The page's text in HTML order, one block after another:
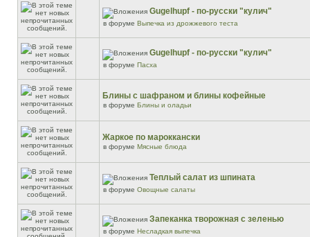
Gugelhupf - по-русски "кулич"
в форуме Выпечка из дрожжевого теста
Gugelhupf - по-русски "кулич"
в форуме Пасха
Блины с шафраном и блины кофейные
в форуме Блины и оладьи
Жаркое по мароккански
в форуме Мясные блюда
Теплый салат из шпината
в форуме Овощные салаты
Запеканка творожная с зеленью
в форуме Несладкая выпечка